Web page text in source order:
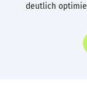
deutlich